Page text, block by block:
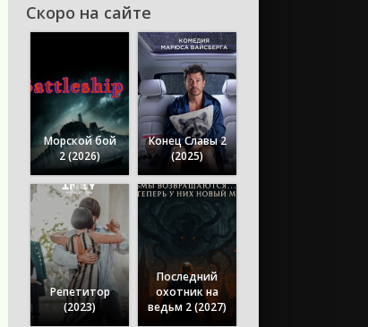
Скоро на сайте
Морской бой
2 (2026)
Конец Славы 2
(2025)
Репетитор
(2023)
Последний
охотник на
ведьм 2 (2027)